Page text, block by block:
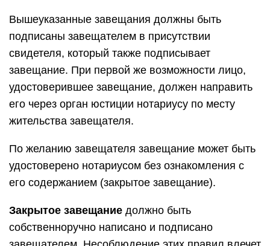
Вышеуказанные завещания должны быть
подписаны завещателем в присутствии
свидетеля, который также подписывает
завещание. При первой же возможности лицо,
удостоверившее завещание, должен направить
его через орган юстиции нотариусу по месту
жительства завещателя.
По желанию завещателя завещание может быть
удостоверено нотариусом без ознакомления с
его содержанием (закрытое завещание).
Закрытое завещание должно быть
собственноручно написано и подписано